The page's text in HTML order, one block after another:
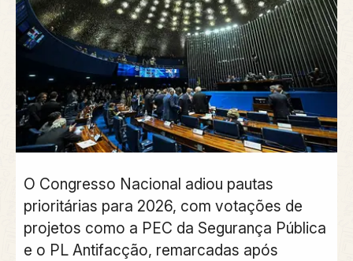
O Congresso Nacional adiou pautas
prioritárias para 2026, com votações de
projetos como a PEC da Segurança Pública
e o PL Antifacção, remarcadas após